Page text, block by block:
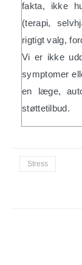
fakta, ikke
(terapi,
rigtigt valg,
Vi er ikke
symptomer
en læge,
støttetilbud.
Stress